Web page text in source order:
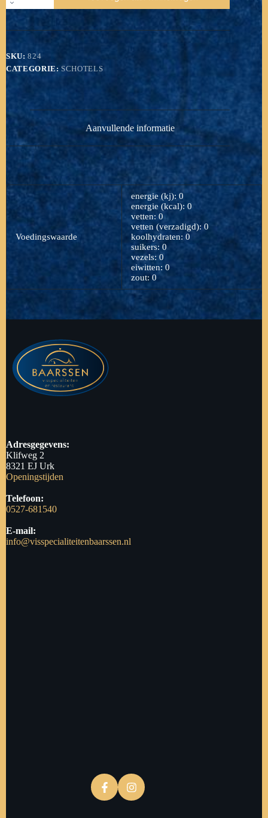
1
los
aantal
SKU:824
CATEGORIE:SCHOTELS
Aanvullende informatie
Voedingswaarde
energie (kj): 0
energie (kcal): 0
vetten: 0
vetten (verzadigd): 0
koolhydraten: 0
suikers: 0
vezels: 0
eiwitten: 0
zout: 0
Adresgegevens:
Klifweg 2
8321 EJ Urk
Openingstijden
Telefoon:
0527-681540
E-mail:
info@visspecialiteitenbaarssen.nl